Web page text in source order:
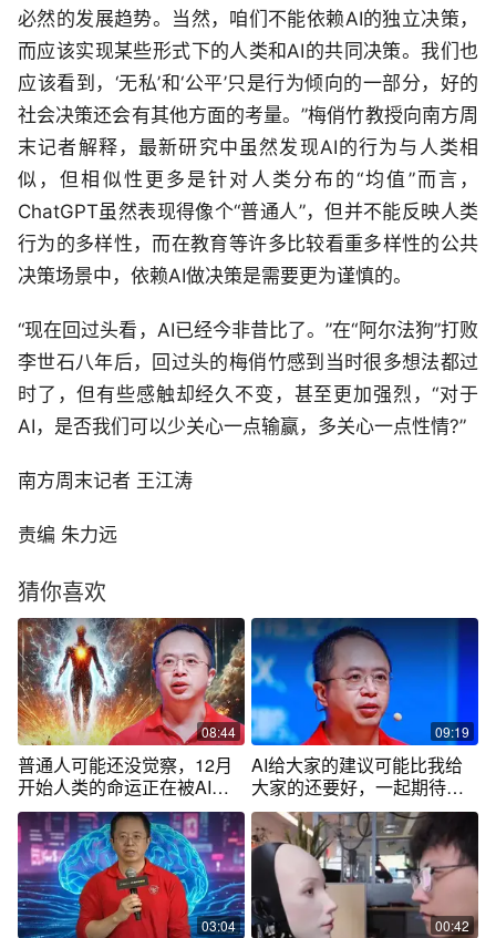
必然的发展趋势。当然，咱们不能依赖AI的独立决策，
而应该实现某些形式下的人类和AI的共同决策。我们也
应该看到，‘无私’和‘公平’只是行为倾向的一部分，好的
社会决策还会有其他方面的考量。”梅俏竹教授向南方周
末记者解释，最新研究中虽然发现AI的行为与人类相
似，但相似性更多是针对人类分布的“均值”而言，
ChatGPT虽然表现得像个“普通人”，但并不能反映人类
行为的多样性，而在教育等许多比较看重多样性的公共
决策场景中，依赖AI做决策是需要更为谨慎的。
“现在回过头看，AI已经今非昔比了。”在“阿尔法狗”打败
李世石八年后，回过头的梅俏竹感到当时很多想法都过
时了，但有些感触却经久不变，甚至更加强烈，“对于
AI，是否我们可以少关心一点输赢，多关心一点性情?”
南方周末记者 王江涛
责编 朱力远
猜你喜欢
08:44
普通人可能还没觉察，12月
开始人类的命运正在被AI悄
然改变？ #红衣聊AI #大咖观
察
09:19
AI给大家的建议可能比我给
大家的还要好，一起期待下
新功能！ #人工智能 #大咖观
察 #红衣聊AI
03:04 00:42